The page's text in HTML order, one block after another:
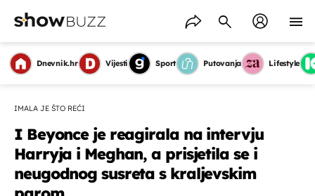
Dnevnik.hr Vijesti Sport Putovanja Lifestyle
IMALA JE ŠTO REĆI
I Beyonce je reagirala na intervju
Harryja i Meghan, a prisjetila se i
neugodnog susreta s kraljevskim